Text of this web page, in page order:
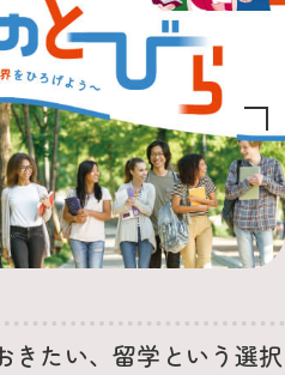
きたい、留学という選択